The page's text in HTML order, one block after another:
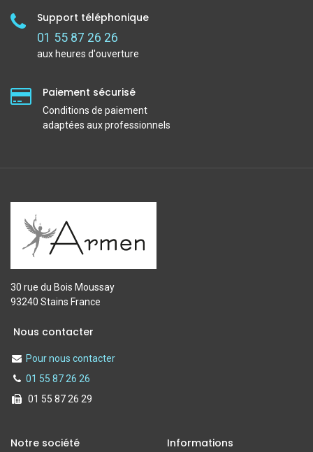
Support téléphonique
01 55 87 26 26
aux heures d'ouverture
Paiement sécurisé
Conditions de paiement
adaptées aux professionnels
30 rue du Bois Moussay
93240 Stains France
Nous contacter
Pour nous contacter
01 55 87 26 26
01 55 87 26 29
Notre société Informations